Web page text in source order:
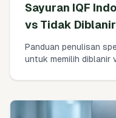
Sayuran IQF
vs Tidak
Panduan penulisan
untuk memilih diblanir
RTE vs NRTE,